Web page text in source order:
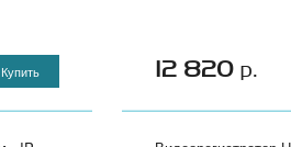
Купить 12 820р.